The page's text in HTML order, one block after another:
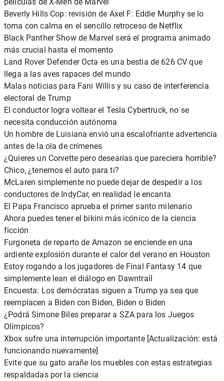
Beverly Hills Cop: revisión de Axel F: Eddie Murphy se lo
toma con calma en el sencillo retroceso de Netflix
Black Panther Show de Marvel será el programa animado
más crucial hasta el momento
Land Rover Defender Octa es una bestia de 626 CV que
llega a las aves rapaces del mundo
Malas noticias para Fani Willis y su caso de interferencia
electoral de Trump
El conductor logra voltear el Tesla Cybertruck, no se
necesita conducción autónoma
Un hombre de Luisiana envió una escalofriante advertencia
antes de la ola de crímenes
¿Quieres un Corvette pero desearías que pareciera horrible?
Chico, ¿tenemos el auto para ti?
McLaren simplemente no puede dejar de despedir a los
conductores de IndyCar, en realidad le encanta
El Papa Francisco aprueba el primer santo milenario
Ahora puedes tener el bikini más icónico de la ciencia
ficción
Furgoneta de reparto de Amazon se enciende en una
ardiente explosión durante el calor del verano en Houston
Estoy rogando a los jugadores de Final Fantasy 14 que
simplemente lean el diálogo en Dawntrail
Encuesta: Los demócratas siguen a Trump ya sea que
reemplacen a Biden con Biden, Biden o Biden
¿Podrá Simone Biles preparar a SZA para los Juegos
Olímpicos?
Xbox sufre una interrupción importante [Actualización: está
funcionando nuevamente]
Evite que su gato arañe los muebles con estas estrategias
respaldadas por la ciencia